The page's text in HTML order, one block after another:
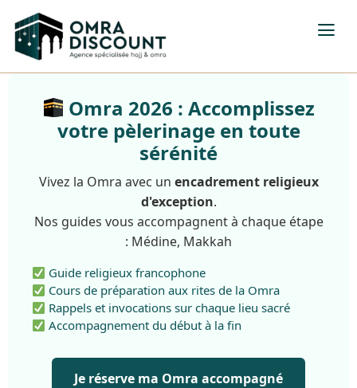
Omra 2026 : Accomplissez
votre pèlerinage en toute
sérénité
Vivez la Omra avec un encadrement religieux
d'exception.
Nos guides vous accompagnent à chaque étape
: Médine, Makkah
Guide religieux francophone
Cours de préparation aux rites de la Omra
Rappels et invocations sur chaque lieu sacré
Accompagnement du début à la fin
Je réserve ma Omra accompagné